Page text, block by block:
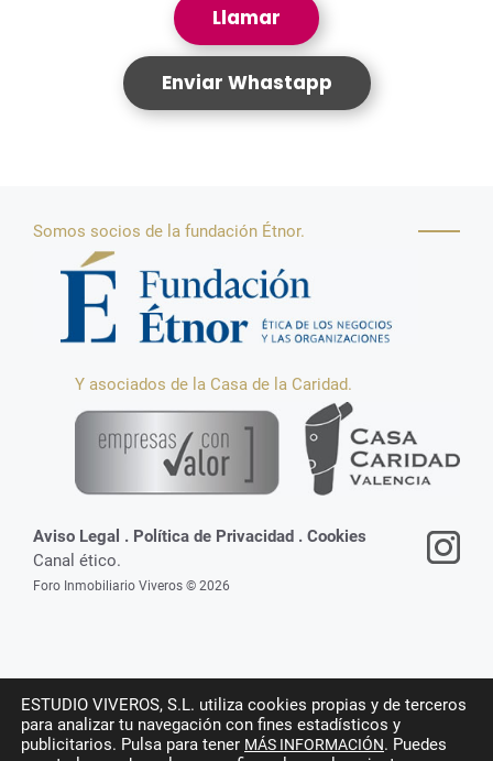
Llamar
Enviar Whastapp
Somos socios de la fundación Étnor.
Y asociados de la Casa de la Caridad.
Aviso Legal . Política de Privacidad . Cookies
Canal ético.
Foro Inmobiliario Viveros © 2026
ESTUDIO VIVEROS, S.L. utiliza cookies propias y de terceros
para analizar tu navegación con fines estadísticos y
publicitarios. Pulsa para tener MÁS INFORMACIÓN. Puedes